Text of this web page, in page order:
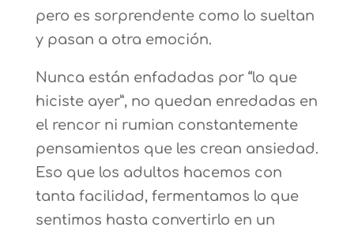
pero es sorprendente como lo sueltan
y pasan a otra emoción.
Nunca están enfadadas por “lo que
hiciste ayer”, no quedan enredadas en
el rencor ni rumian constantemente
pensamientos que les crean ansiedad.
Eso que los adultos hacemos con
tanta facilidad, fermentamos lo que
sentimos hasta convertirlo en un